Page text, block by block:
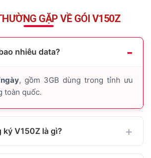
GẶP VỀ GÓI V150Z
nhiêu data?
, gồm 3GB dùng trong tỉnh ưu
toàn quốc.
V150Z là gì?